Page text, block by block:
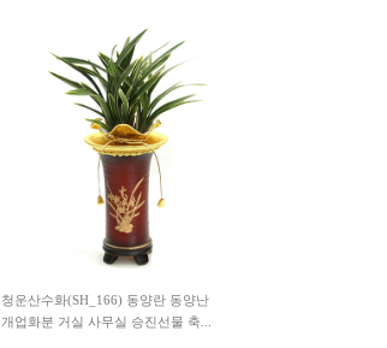
청운산수화(SH_166) 동양란 동양난
개업화분 거실 사무실 승진선물 축...